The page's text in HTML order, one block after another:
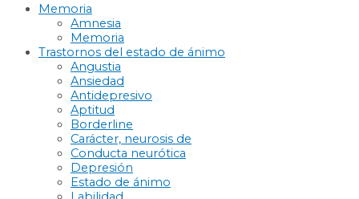
Memoria
Amnesia
Memoria
Trastornos del estado de ánimo
Angustia
Ansiedad
Antidepresivo
Aptitud
Borderline
Carácter, neurosis de
Conducta neurótica
Depresión
Estado de ánimo